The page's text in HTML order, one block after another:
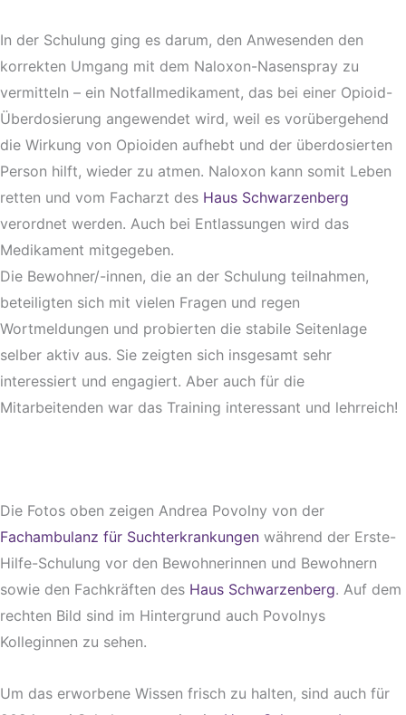
In der Schulung ging es darum, den Anwesenden den
korrekten Umgang mit dem Naloxon-Nasenspray zu
vermitteln – ein Notfallmedikament, das bei einer Opioid-
Überdosierung angewendet wird, weil es vorübergehend
die Wirkung von Opioiden aufhebt und der überdosierten
Person hilft, wieder zu atmen. Naloxon kann somit Leben
retten und vom Facharzt des Haus Schwarzenberg
verordnet werden. Auch bei Entlassungen wird das
Medikament mitgegeben.
Die Bewohner/-innen, die an der Schulung teilnahmen,
beteiligten sich mit vielen Fragen und regen
Wortmeldungen und probierten die stabile Seitenlage
selber aktiv aus. Sie zeigten sich insgesamt sehr
interessiert und engagiert. Aber auch für die
Mitarbeitenden war das Training interessant und lehrreich!
Die Fotos oben zeigen Andrea Povolny von der
Fachambulanz für Suchterkrankungen während der Erste-
Hilfe-Schulung vor den Bewohnerinnen und Bewohnern
sowie den Fachkräften des Haus Schwarzenberg. Auf dem
rechten Bild sind im Hintergrund auch Povolnys
Kolleginnen zu sehen.
Um das erworbene Wissen frisch zu halten, sind auch für